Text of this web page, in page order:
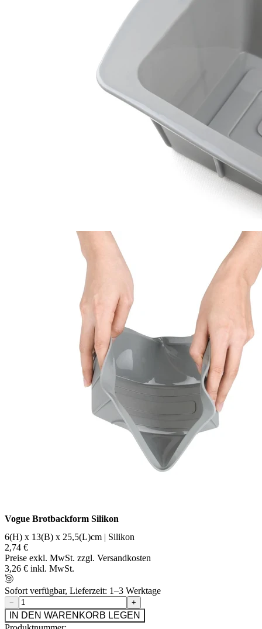
Vogue Brotbackform Silikon
6(H) x 13(B) x 25,5(L)cm | Silikon
2,74 €
Preise exkl. MwSt. zzgl. Versandkosten
3,26 € inkl. MwSt.
Sofort verfügbar, Lieferzeit: 1–3 Werktage
− +
IN DEN WARENKORB LEGEN